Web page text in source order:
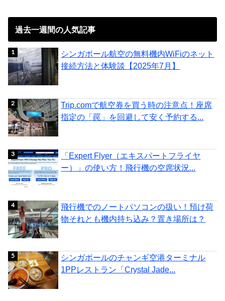
過去一週間の人気記事
シンガポール航空の無料機内WiFiのネット
接続方法と体験談【2025年7月】
Trip.comで航空券を買う時の注意点！座席
指定の「罠」を回避して安く予約する...
「Expert Flyer（エキスパートフライヤ
ー）」の使い方！飛行機の空席状況...
飛行機でのノートパソコンの扱い！預け荷
物それとも機内持ち込み？置き場所は？
シンガポールのチャンギ空港ターミナル
1PPレストラン「Crystal Jade...